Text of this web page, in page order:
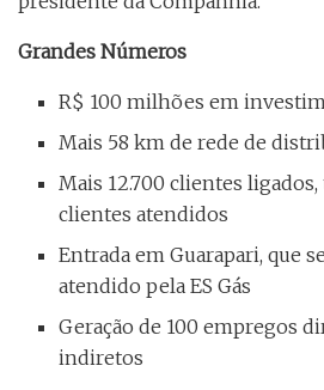
Grandes Números
R$ 100 milhões em
Mais 58 km de rede de
Mais 12.700 clientes
clientes atendidos
Entrada em Guarapari, que
atendido pela ES Gás
Geração de 100 empregos
indiretos